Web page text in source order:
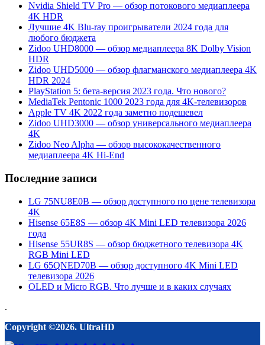
Nvidia Shield TV Pro — обзор потокового медиаплеера
4K HDR
Лучшие 4K Blu-ray проигрыватели 2024 года для
любого бюджета
Zidoo UHD8000 — обзор медиаплеера 8K Dolby Vision
HDR
Zidoo UHD5000 — обзор флагманского медиаплеера 4K
HDR 2024
PlayStation 5: бета-версия 2023 года. Что нового?
MediaTek Pentonic 1000 2023 года для 4K-телевизоров
Apple TV 4K 2022 года заметно подешевел
Zidoo UHD3000 — обзор универсального медиаплеера
4K
Zidoo Neo Alpha — обзор высококачественного
медиаплеера 4K Hi-End
Последние записи
LG 75NU8E0B — обзор доступного по цене телевизора
4K
Hisense 65E8S — обзор 4K Mini LED телевизора 2026
года
Hisense 55UR8S — обзор бюджетного телевизора 4K
RGB Mini LED
LG 65QNED70B — обзор доступного 4K Mini LED
телевизора 2026
OLED и Micro RGB. Что лучше и в каких случаях
.
Copyright ©2026. UltraHD